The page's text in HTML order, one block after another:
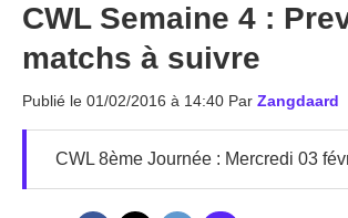
MGG
CWL Semaine 4 :
matchs à suivre
Publié le 01/02/2016 à 14:40 Par Zangdaard
CWL 8ème Journée : Mercredi 03